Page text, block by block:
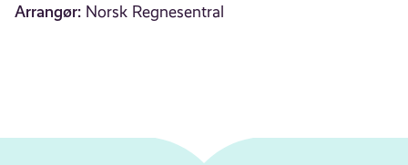
Arrangør: Norsk Regnesentral